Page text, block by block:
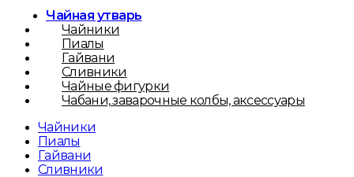
Чайная утварь
Чайники
Пиалы
Гайвани
Сливники
Чайные фигурки
Чабани, заварочные колбы, аксессуары
Чайники
Пиалы
Гайвани
Сливники